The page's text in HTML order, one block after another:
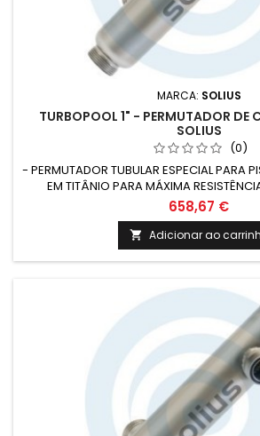
MARCA: SOLIUS
TURBOPOOL 1" - PERMUTADOR DE
SOLIUS
(0)
- PERMUTADOR TUBULAR ESPECIAL PARA
EM TITÂNIO PARA MÁXIMA
DIMENSÕES COMPACTAS E ALTA
ADEQUADO PARA QUALQUER TIPO DE
PISCINA
658,67 €
 Adicionar ao